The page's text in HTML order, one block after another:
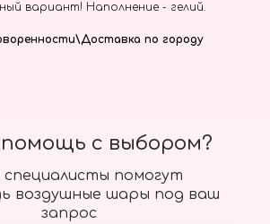
вариант! Наполнение - гелий.
по городу
помогут
воздушные шары под ваш
запрос
с выбором?